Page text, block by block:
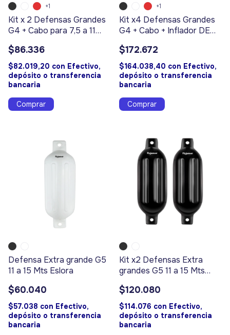
Kit x 2 Defensas Grandes
G4 + Cabo para 7,5 a 11
$86.336
$82.019,20 con Efectivo,
depósito o transferencia
bancaria
+1
Comprar
Kit x4 Defensas Grandes
G4 + Cabo + Inflador DE
$172.672
$164.038,40 con Efectivo,
depósito o transferencia
bancaria
+1
Comprar
Defensa Extra grande G5
11 a 15 Mts Eslora
$60.040
$57.038 con Efectivo,
depósito o transferencia
bancaria
Kit x2 Defensas Extra
grandes G5 11 a 15 Mts
$120.080
$114.076 con Efectivo,
depósito o transferencia
bancaria